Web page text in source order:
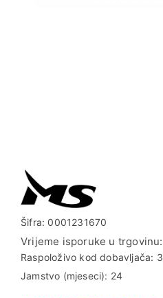
Šifra:0001231670
Vrijeme isporuke u trgovinu:
Raspoloživo kod dobavljača: 3
Jamstvo (mjeseci): 24